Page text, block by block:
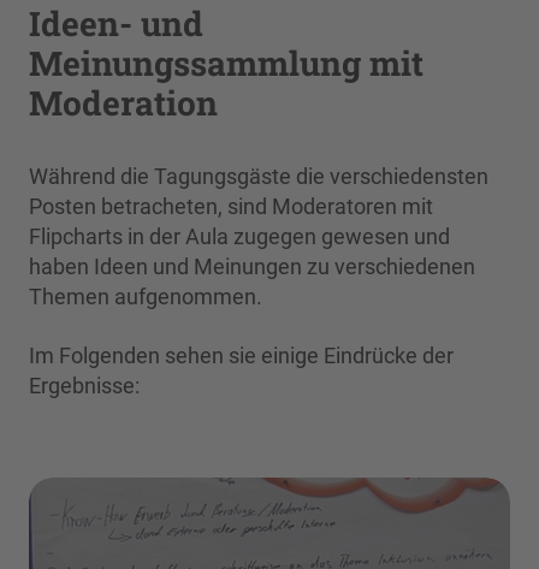
Ideen- und
Meinungssammlung mit
Moderation
Während die Tagungsgäste die verschiedensten
Posten betracheten, sind Moderatoren mit
Flipcharts in der Aula zugegen gewesen und
haben Ideen und Meinungen zu verschiedenen
Themen aufgenommen.
Im Folgenden sehen sie einige Eindrücke der
Ergebnisse: